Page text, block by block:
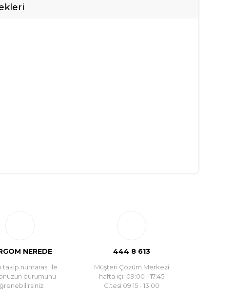
NEREDE
takip numarası ile
durumunu
444 8 613
Müşteri Çözüm Merkezi
hafta içi: 09:00 - 17:45
C.tesi 09:15 - 13:00